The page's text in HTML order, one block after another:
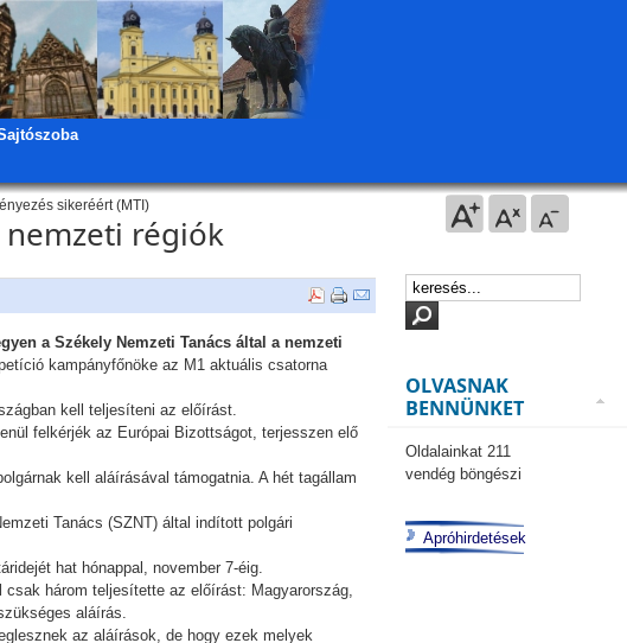
sikeréért (MTI)
nemzeti régiók
a Székely Nemzeti Tanács által a nemzeti
kampányfőnöke az M1 aktuális csatorna
kell teljesíteni az előírást.
felkérjék az Európai Bizottságot, terjesszen elő
kell aláírásával támogatnia. A hét tagállam
Tanács (SZNT) által indított polgári
hat hónappal, november 7-éig.
három teljesítette az előírást: Magyarország,
aláírás.
az aláírások, de hogy ezek melyek
OLVASNAK
BENNÜNKET
Oldalainkat 211
vendég böngészi
Apróhirdetések